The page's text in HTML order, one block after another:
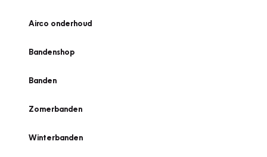
Airco onderhoud
Bandenshop
Banden
Zomerbanden
Winterbanden